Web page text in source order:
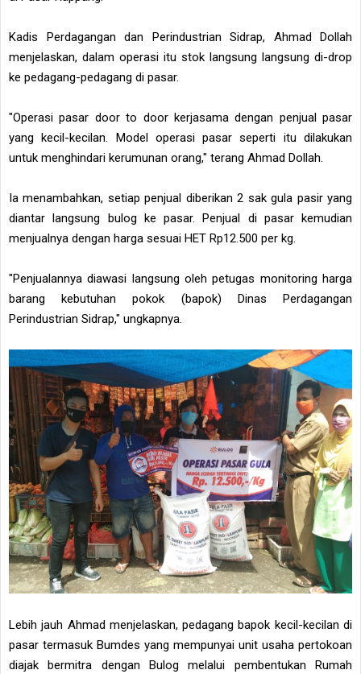
Kadis Perdagangan dan Perindustrian Sidrap, Ahmad Dollah
menjelaskan, dalam operasi itu stok langsung langsung di-drop
ke pedagang-pedagang di pasar.
"Operasi pasar door to door kerjasama dengan penjual pasar
yang kecil-kecilan. Model operasi pasar seperti itu dilakukan
untuk menghindari kerumunan orang," terang Ahmad Dollah.
Ia menambahkan, setiap penjual diberikan 2 sak gula pasir yang
diantar langsung bulog ke pasar. Penjual di pasar kemudian
menjualnya dengan harga sesuai HET Rp12.500 per kg.
"Penjualannya diawasi langsung oleh petugas monitoring harga
barang kebutuhan pokok (bapok) Dinas Perdagangan
Perindustrian Sidrap," ungkapnya.
Lebih jauh Ahmad menjelaskan, pedagang bapok kecil-kecilan di
pasar termasuk Bumdes yang mempunyai unit usaha pertokoan
diajak bermitra dengan Bulog melalui pembentukan Rumah